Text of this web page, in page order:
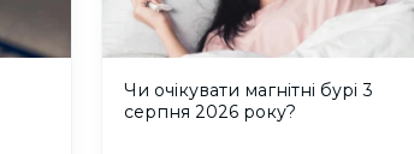
Чи очікувати магнітні бурі 3
серпня 2026 року?